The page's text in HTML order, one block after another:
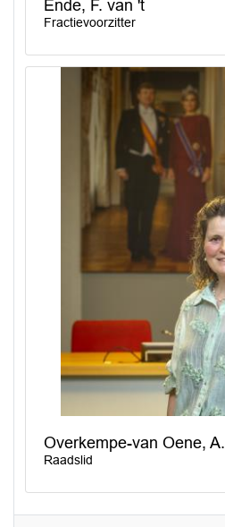
Ende, F. van 't
Fractievoorzitter
Overkempe-van Oene, A.
Raadslid